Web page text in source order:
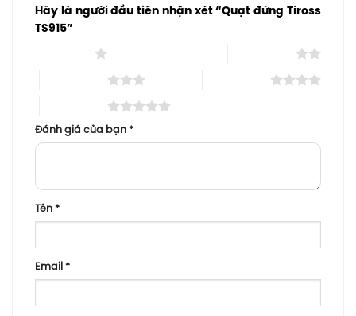
Hãy là người đầu tiên nhận xét “Quạt đứng Tiross
TS915”
Đánh giá của bạn *
Tên *
Email *